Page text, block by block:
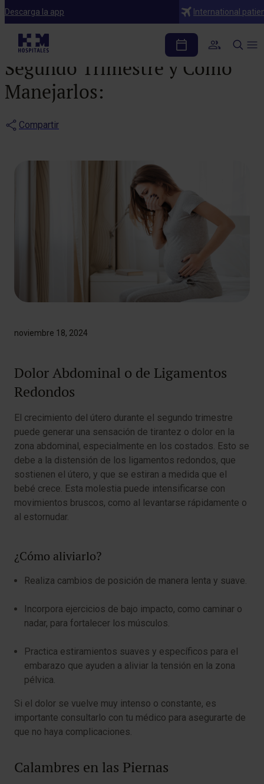
Descarga la app International
Noticias
Problemas Comunes del
Segundo Trimestre y Cómo
Manejarlos:
Compartir
noviembre 18, 2024
Dolor Abdominal o de Ligamentos
Redondos
El crecimiento del útero durante el segundo trimestre
puede generar una sensación de tirantez o dolor en la
zona abdominal, especialmente en los costados. Esto se
debe a la distensión de los ligamentos redondos, que
sostienen el útero, y que se estiran a medida que el
bebé crece. Esta molestia puede intensificarse con
movimientos bruscos, como al levantarse rápidamente o
al estornudar.
¿Cómo aliviarlo?
Realiza cambios de posición de manera lenta y suave.
Incorpora ejercicios de bajo impacto, como caminar o
nadar, para fortalecer los músculos.
Practica estiramientos suaves y específicos para el
embarazo que ayuden a aliviar la tensión en la zona
pélvica.
Si el dolor se vuelve muy intenso o constante, es
importante consultarlo con tu médico para asegurarte de
que no haya complicaciones.
Calambres en las Piernas